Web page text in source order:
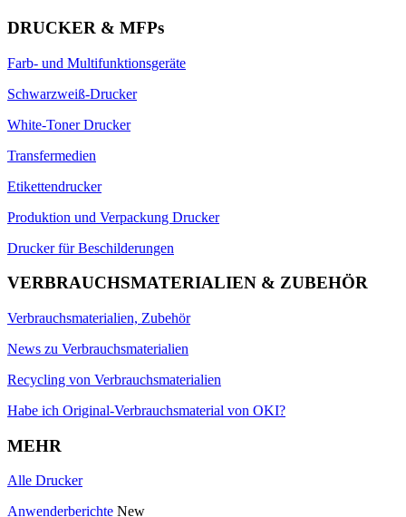
DRUCKER & MFPs
Farb- und Multifunktionsgeräte
Schwarzweiß-Drucker
White-Toner Drucker
Transfermedien
Etikettendrucker
Produktion und Verpackung Drucker
Drucker für Beschilderungen
VERBRAUCHSMATERIALIEN & ZUBEHÖR
Verbrauchsmaterialien, Zubehör
News zu Verbrauchsmaterialien
Recycling von Verbrauchsmaterialien
Habe ich Original-Verbrauchsmaterial von OKI?
MEHR
Alle Drucker
Anwenderberichte New